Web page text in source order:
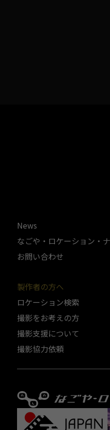
News
なごや・ロケーション・
お問い合わせ
製作者の方へ
ロケーション検索
撮影をお考えの方
撮影支援について
撮影協力依頼